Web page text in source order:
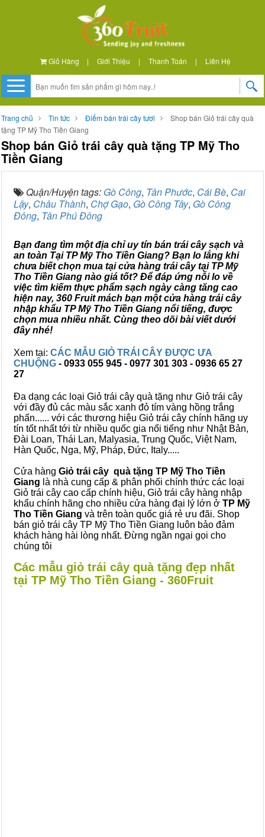
Giỏ Hàng | Giới Thiệu | Thanh Toán | Liên Hệ
Trang chủ Tin tức Điểm bán trái cây tươi
Shop bán Giỏ trái cây quà
tặng TP Mỹ Tho Tiền Giang
Shop bán Giỏ trái cây quà tặng TP Mỹ Tho
Tiền Giang
Quận/Huyện tags: Gò Công, Tân Phước, Cái Bè, Cai
Lậy, Châu Thành, Chợ Gạo, Gò Công Tây, Gò Công
Đông, Tân Phú Đông
Bạn đang tìm một địa chỉ uy tín bán trái cây sạch và
an toàn Tại TP Mỹ Tho Tiền Giang? Bạn lo lắng khi
chưa biết chọn mua tại cửa hàng trái cây tại TP Mỹ
Tho Tiền Giang nào giá tốt? Để đáp ứng nỗi lo về
việc tìm kiếm thực phẩm sạch ngày càng tăng cao
hiện nay, 360 Fruit mách bạn một cửa hàng trái cây
nhập khẩu TP Mỹ Tho Tiền Giang nổi tiếng, được
chọn mua nhiều nhất. Cùng theo dõi bài viết dưới
đây nhé!
Xem tại: CÁC MẪU GIỎ TRÁI CÂY ĐƯỢC ƯA
CHUỘNG - 0933 055 945 - 0977 301 303 - 0936 65 27
27
Đa dạng các loại Giỏ trái cây quà tặng như Giỏ trái cây
với đầy đủ các màu sắc xanh đỏ tím vàng hồng trắng
phấn...... với các thương hiệu Giỏ trái cây chính hãng uy
tín tốt nhất tới từ nhiều quốc gia nổi tiếng như Nhật Bản,
Đài Loan, Thái Lan, Malyasia, Trung Quốc, Việt Nam,
Hàn Quốc, Nga, Mỹ, Pháp, Đức, Italy.....
Cửa hàng Giỏ trái cây quà tặng TP Mỹ Tho Tiền
Giang là nhà cung cấp & phân phối chính thức các loại
Giỏ trái cây cao cấp chính hiệu, Giỏ trái cây hàng nhập
khẩu chính hãng cho nhiều cửa hàng đại lý lớn ở TP Mỹ
Tho Tiền Giang và trên toàn quốc giá rẻ ưu đãi. Shop
bán giỏ trái cây TP Mỹ Tho Tiền Giang luôn bảo đảm
khách hàng hài lòng nhất. Đừng ngần ngại gọi cho
chúng tôi
Các mẫu giỏ trái cây quà tặng đẹp nhất
tại TP Mỹ Tho Tiền Giang - 360Fruit